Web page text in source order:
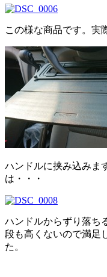
この様な商品です。実
ハンドルに挟み込みま
は・・・
ハンドルからずり落ち
段も高くないので満足
た。